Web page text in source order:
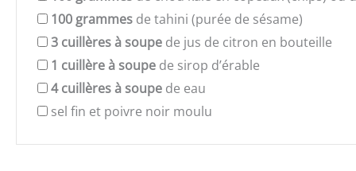
100 grammes de tahini (purée de sésame)
3 cuillères à soupe de jus de citron en bouteille
1 cuillère à soupe de sirop d’érable
4 cuillères à soupe de eau
sel fin et poivre noir moulu